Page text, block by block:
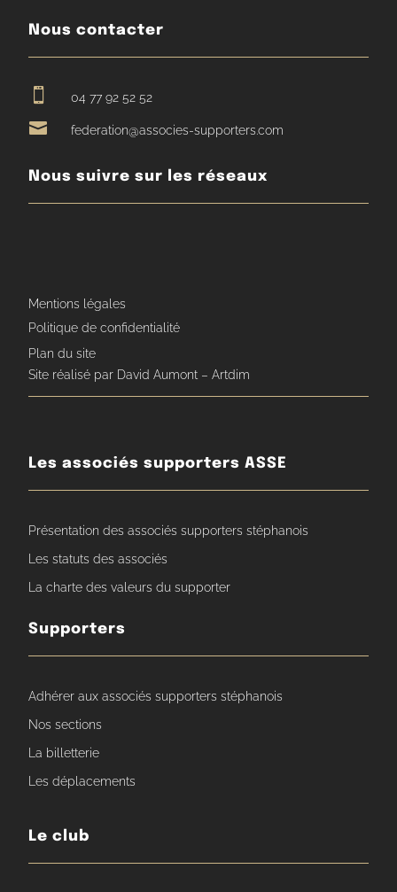
Nous contacter
 04 77 92 52 52
 federation@associes-supporters.com
Nous suivre sur les réseaux
Mentions légales
Politique de confidentialité
Plan du site
Site réalisé par David Aumont – Artdim
Les associés supporters ASSE
Présentation des associés supporters stéphanois
Les statuts des associés
La charte des valeurs du supporter
Supporters
Adhérer aux associés supporters stéphanois
Nos sections
La billetterie
Les déplacements
Le club